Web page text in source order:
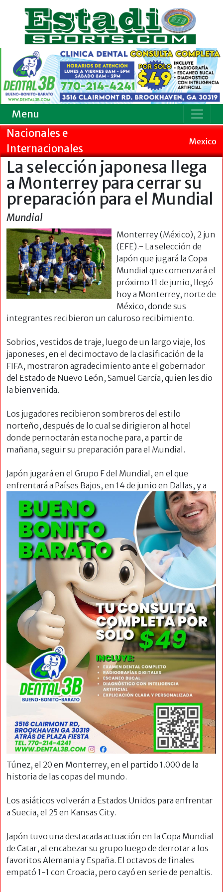
Menu
Nacionales e
Internacionales
Mexico
La selección japonesa llega
a Monterrey para cerrar su
preparación para el Mundial
Mundial
Monterrey (México), 2 jun
(EFE).- La selección de
Japón que jugará la Copa
Mundial que comenzará el
próximo 11 de junio, llegó
hoy a Monterrey, norte de
México, donde sus
integrantes recibieron un caluroso recibimiento.
Sobrios, vestidos de traje, luego de un largo viaje, los
japoneses, en el decimoctavo de la clasificación de la
FIFA, mostraron agradecimiento ante el gobernador
del Estado de Nuevo León, Samuel García, quien les dio
la bienvenida.
Los jugadores recibieron sombreros del estilo
norteño, después de lo cual se dirigieron al hotel
donde pernoctarán esta noche para, a partir de
mañana, seguir su preparación para el Mundial.
Japón jugará en el Grupo F del Mundial, en el que
enfrentará a Países Bajos, en 14 de junio en Dallas, y a
Túnez, el 20 en Monterrey, en el partido 1.000 de la
historia de las copas del mundo.
Los asiáticos volverán a Estados Unidos para enfrentar
a Suecia, el 25 en Kansas City.
Japón tuvo una destacada actuación en la Copa Mundial
de Catar, al encabezar su grupo luego de derrotar a los
favoritos Alemania y España. El octavos de finales
empató 1-1 con Croacia, pero cayó en serie de penaltis.